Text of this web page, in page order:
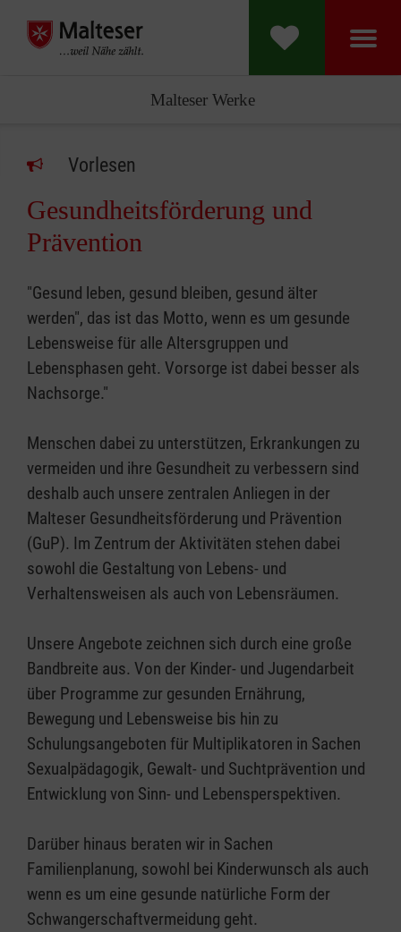
Malteser Werke
Vorlesen
Gesundheitsförderung und
Prävention
"Gesund leben, gesund bleiben, gesund älter
werden", das ist das Motto, wenn es um gesunde
Lebensweise für alle Altersgruppen und
Lebensphasen geht. Vorsorge ist dabei besser als
Nachsorge."
Menschen dabei zu unterstützen, Erkrankungen zu
vermeiden und ihre Gesundheit zu verbessern sind
deshalb auch unsere zentralen Anliegen in der
Malteser Gesundheitsförderung und Prävention
(GuP). Im Zentrum der Aktivitäten stehen dabei
sowohl die Gestaltung von Lebens- und
Verhaltensweisen als auch von Lebensräumen.
Unsere Angebote zeichnen sich durch eine große
Bandbreite aus. Von der Kinder- und Jugendarbeit
über Programme zur gesunden Ernährung,
Bewegung und Lebensweise bis hin zu
Schulungsangeboten für Multiplikatoren in Sachen
Sexualpädagogik, Gewalt- und Suchtprävention und
Entwicklung von Sinn- und Lebensperspektiven.
Darüber hinaus beraten wir in Sachen
Familienplanung, sowohl bei Kinderwunsch als auch
wenn es um eine gesunde natürliche Form der
Schwangerschaftvermeidung geht.